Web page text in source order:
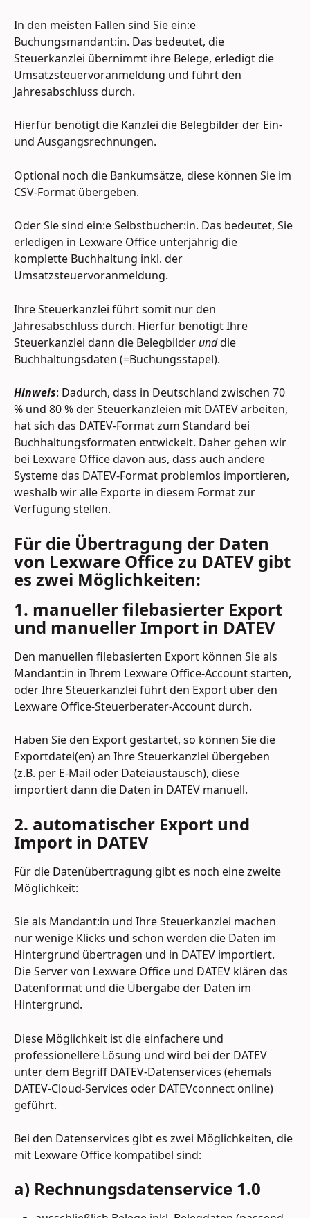
In den meisten Fällen sind Sie ein:e
Buchungsmandant:in. Das bedeutet, die
Steuerkanzlei übernimmt ihre Belege, erledigt die
Umsatzsteuervoranmeldung und führt den
Jahresabschluss durch.
Hierfür benötigt die Kanzlei die Belegbilder der Ein-
und Ausgangsrechnungen.
Optional noch die Bankumsätze, diese können Sie im
CSV-Format übergeben.
Oder Sie sind ein:e Selbstbucher:in. Das bedeutet, Sie
erledigen in Lexware Office unterjährig die
komplette Buchhaltung inkl. der
Umsatzsteuervoranmeldung.
Ihre Steuerkanzlei führt somit nur den
Jahresabschluss durch. Hierfür benötigt Ihre
Steuerkanzlei dann die Belegbilder und die
Buchhaltungsdaten (=Buchungsstapel).
Hinweis: Dadurch, dass in Deutschland zwischen 70
% und 80 % der Steuerkanzleien mit DATEV arbeiten,
hat sich das DATEV-Format zum Standard bei
Buchhaltungsformaten entwickelt. Daher gehen wir
bei Lexware Office davon aus, dass auch andere
Systeme das DATEV-Format problemlos importieren,
weshalb wir alle Exporte in diesem Format zur
Verfügung stellen.
Für die Übertragung der Daten
von Lexware Office zu DATEV gibt
es zwei Möglichkeiten:
1. manueller filebasierter Export
und manueller Import in DATEV
Den manuellen filebasierten Export können Sie als
Mandant:in in Ihrem Lexware Office-Account starten,
oder Ihre Steuerkanzlei führt den Export über den
Lexware Office-Steuerberater-Account durch.
Haben Sie den Export gestartet, so können Sie die
Exportdatei(en) an Ihre Steuerkanzlei übergeben
(z.B. per E-Mail oder Dateiaustausch), diese
importiert dann die Daten in DATEV manuell.
2. automatischer Export und
Import in DATEV
Für die Datenübertragung gibt es noch eine zweite
Möglichkeit:
Sie als Mandant:in und Ihre Steuerkanzlei machen
nur wenige Klicks und schon werden die Daten im
Hintergrund übertragen und in DATEV importiert.
Die Server von Lexware Office und DATEV klären das
Datenformat und die Übergabe der Daten im
Hintergrund.
Diese Möglichkeit ist die einfachere und
professionellere Lösung und wird bei der DATEV
unter dem Begriff DATEV-Datenservices (ehemals
DATEV-Cloud-Services oder DATEVconnect online)
geführt.
Bei den Datenservices gibt es zwei Möglichkeiten, die
mit Lexware Office kompatibel sind:
a) Rechnungsdatenservice 1.0